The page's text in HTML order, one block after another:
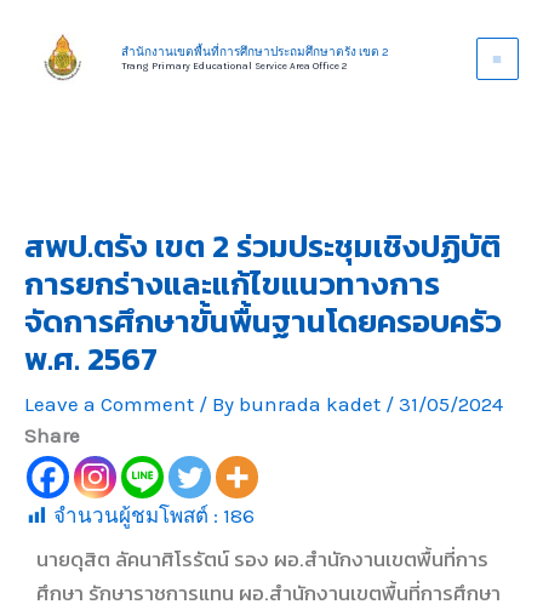
content
สำนักงานเขตพื้นที่การศึกษาประถมศึกษาตรัง เขต 2
Trang Primary Educational Service Area Office 2
สพป.ตรัง เขต 2 ร่วมประชุมเชิงปฏิบัติ
การยกร่างและแก้ไขแนวทางการ
จัดการศึกษาขั้นพื้นฐานโดยครอบครัว
พ.ศ. 2567
Leave a Comment / By bunrada kadet / 31/05/2024
Share
จำนวนผู้ชมโพสต์ : 186
นายดุสิต ลัคนาศิโรรัตน์ รอง ผอ.สำนักงานเขตพื้นที่การ
ศึกษา รักษาราชการแทน ผอ.สำนักงานเขตพื้นที่การศึกษา